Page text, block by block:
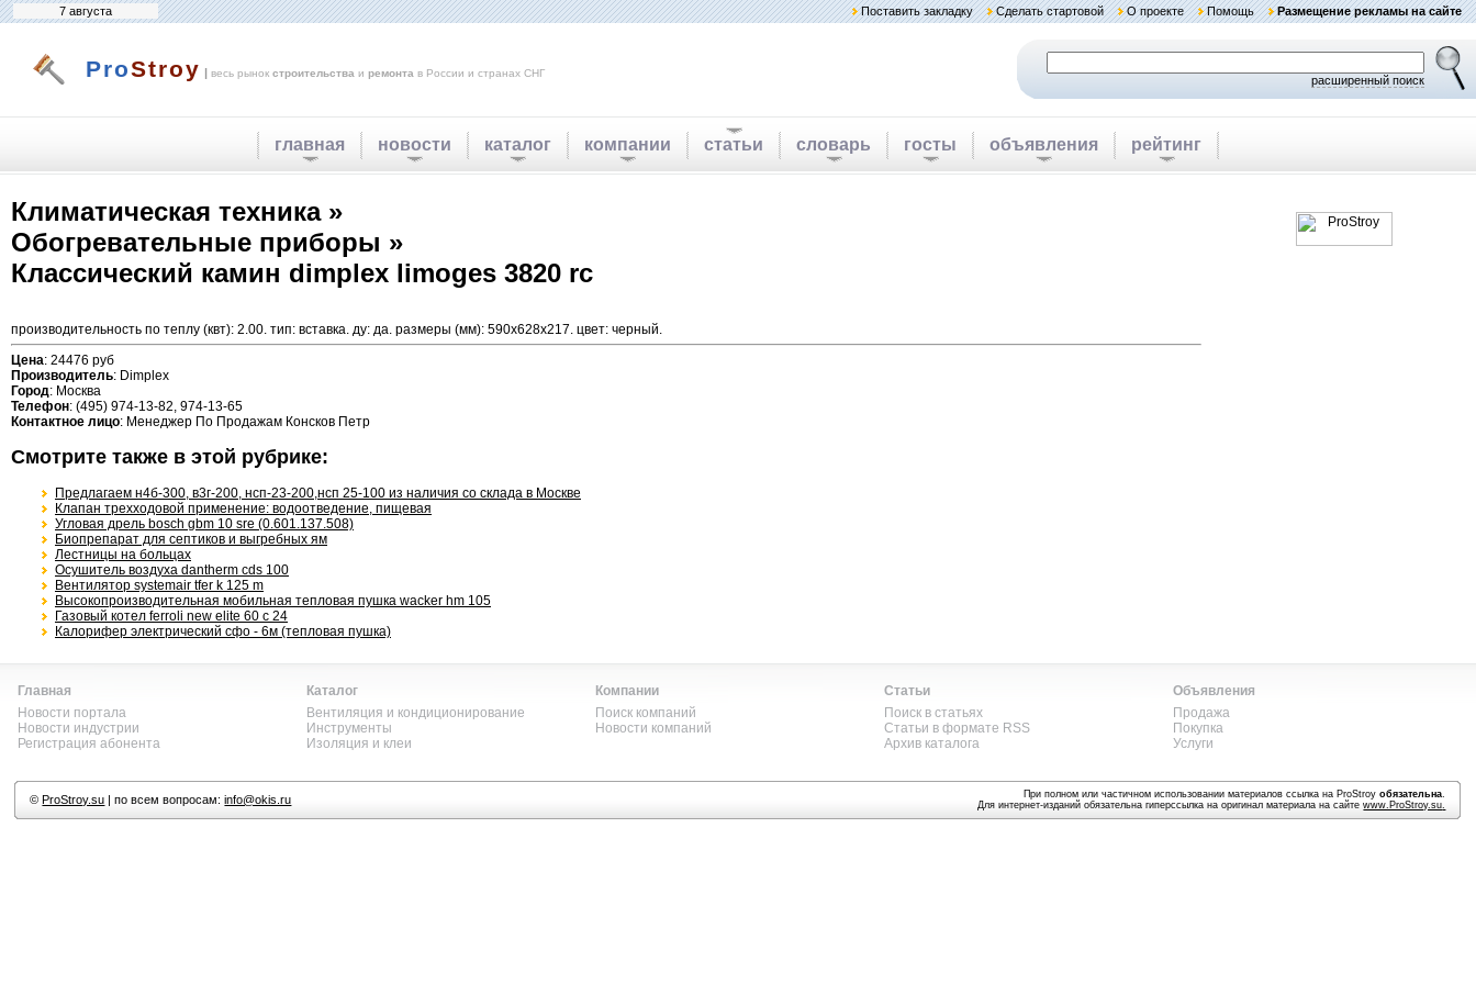
7 августа Поставить закладку Сделать стартовой О проекте Помощь Размещение рекламы на сайте
ProStroy | весь рынок строительства и ремонта в России и странах СНГ
расширенный поиск
главная новости каталог компании статьи словарь госты объявления рейтинг
Климатическая техника »
Обогревательные приборы »
Классический камин dimplex limoges 3820 rc
производительность по теплу (квт): 2.00. тип: вставка. ду: да. размеры (мм): 590х628х217. цвет: черный.
Цена: 24476 руб
Производитель: Dimplex
Город: Москва
Телефон: (495) 974-13-82, 974-13-65
Контактное лицо: Менеджер По Продажам Консков Петр
Смотрите также в этой рубрике:
Предлагаем н4б-300, в3г-200, нсп-23-200,нсп 25-100 из наличия со склада в Москве
Клапан трехходовой применение: водоотведение, пищевая
Угловая дрель bosch gbm 10 sre (0.601.137.508)
Биопрепарат для септиков и выгребных ям
Лестницы на больцах
Осушитель воздуха dantherm cds 100
Вентилятор systemair tfer k 125 m
Высокопроизводительная мобильная тепловая пушка wacker hm 105
Газовый котел ferroli new elite 60 с 24
Калорифер электрический сфо - 6м (тепловая пушка)
Главная
Новости портала
Новости индустрии
Регистрация абонента
Каталог
Вентиляция и кондиционирование
Инструменты
Изоляция и клеи
Компании
Поиск компаний
Новости компаний
Статьи
Поиск в статьях
Статьи в формате RSS
Архив каталога
Объявления
Продажа
Покупка
Услуги
©ProStroy.su | по всем вопросам:info@okis.ru При полном или частичном использовании материалов ссылка на ProStroyобязательна.
Для интернет-изданий обязательна гиперссылка на оригинал материала на сайтеwww.ProStroy.su.